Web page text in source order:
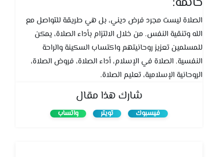
الصلاة ليست مجرد فرض ديني، بل هي طريقة للتواصل مع
الله وتنقية النفس. من خلال الالتزام بأداء الصلاة، يمكن
للمسلمين تعزيز روحانيتهم واكتساب السكينة والراحة
النفسية. الصلاة في الإسلام، أداء الصلاة، فروض الصلاة،
الروحانية الإسلامية، تعليم الصلاة.
شارك هذا مقال
فيسبوك تويتر واتساب